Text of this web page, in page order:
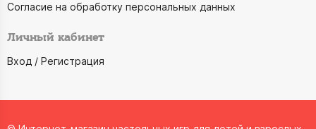
Согласие на обработку персональных данных
Личный кабинет
Вход / Регистрация